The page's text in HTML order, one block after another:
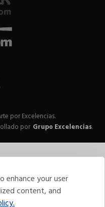
enhance your user
content, and
por Excelencias.
por Grupo Excelencias.